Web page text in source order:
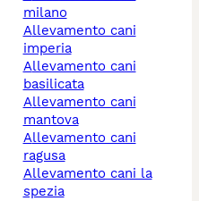
milano
allevamento cani
imperia
allevamento cani
basilicata
allevamento cani
mantova
allevamento cani
ragusa
allevamento cani la
spezia